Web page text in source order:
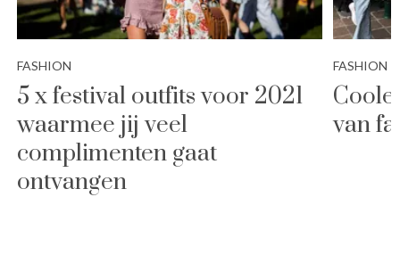
FASHION
5 x festival outfits voor 2021
waarmee jij veel
complimenten gaat
ontvangen
FASHION
van